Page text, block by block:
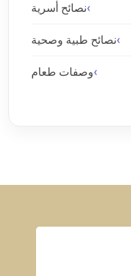
نصائح أسرية
نصائح طبية وصحية
وصفات طعام